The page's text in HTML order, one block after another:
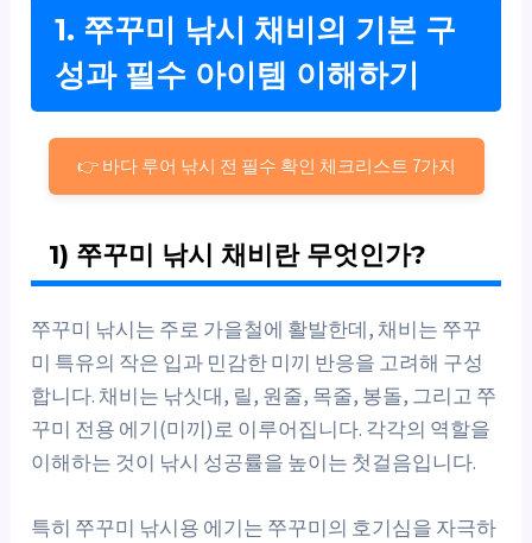
1. 쭈꾸미 낚시 채비의 기본 구
성과 필수 아이템 이해하기
👉 바다 루어 낚시 전 필수 확인 체크리스트 7가지
1) 쭈꾸미 낚시 채비란 무엇인가?
쭈꾸미 낚시는 주로 가을철에 활발한데, 채비는 쭈꾸
미 특유의 작은 입과 민감한 미끼 반응을 고려해 구성
합니다. 채비는 낚싯대, 릴, 원줄, 목줄, 봉돌, 그리고 쭈
꾸미 전용 에기(미끼)로 이루어집니다. 각각의 역할을
이해하는 것이 낚시 성공률을 높이는 첫걸음입니다.
특히 쭈꾸미 낚시용 에기는 쭈꾸미의 호기심을 자극하